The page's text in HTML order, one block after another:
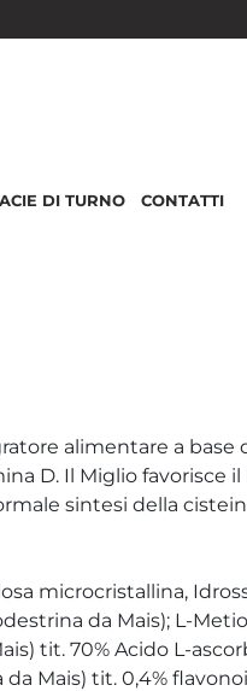
DI TURNO CONTATTI
alimentare a base
D. Il Miglio favorisce
sintesi della
microcristallina,
da Mais); L-
tit. 70% Acido L-
Mais) tit. 0,4%